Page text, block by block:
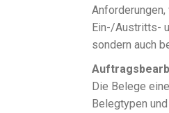
Ein-/Austritts-
sondern auch
Die Belege
Belegtypen